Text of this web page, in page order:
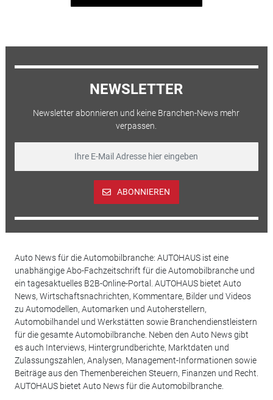
NEWSLETTER
Newsletter abonnieren und keine Branchen-News mehr
verpassen.
ABONNIEREN
Auto News für die Automobilbranche: AUTOHAUS ist eine
unabhängige Abo-Fachzeitschrift für die Automobilbranche und
ein tagesaktuelles B2B-Online-Portal. AUTOHAUS bietet Auto
News, Wirtschaftsnachrichten, Kommentare, Bilder und Videos
zu Automodellen, Automarken und Autoherstellern,
Automobilhandel und Werkstätten sowie Branchendienstleistern
für die gesamte Automobilbranche. Neben den Auto News gibt
es auch Interviews, Hintergrundberichte, Marktdaten und
Zulassungszahlen, Analysen, Management-Informationen sowie
Beiträge aus den Themenbereichen Steuern, Finanzen und Recht.
AUTOHAUS bietet Auto News für die Automobilbranche.